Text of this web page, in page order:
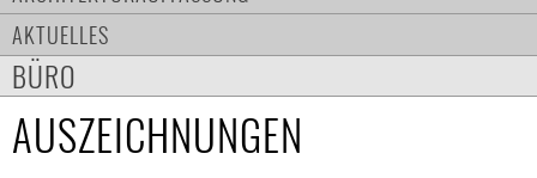
AKTUELLES
BÜRO
AUSZEICHNUNGEN